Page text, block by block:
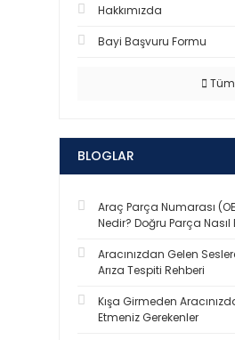
Hakkımızda
Bayi Başvuru Formu
BLOGLAR
Araç Parça Numarası
Nedir? Doğru Parça Nasıl
Aracınızdan Gelen
Arıza Tespiti Rehberi
Kışa Girmeden
Etmeniz Gerekenler